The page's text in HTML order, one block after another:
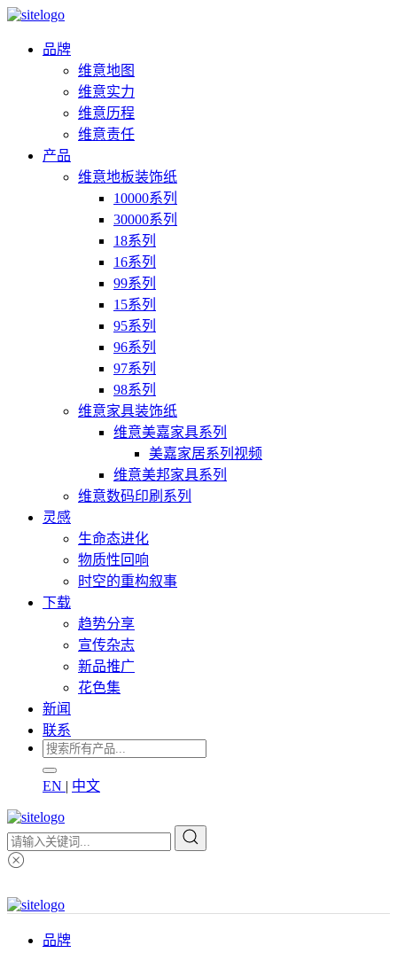
品牌
维意地图
维意实力
维意历程
维意责任
产品
维意地板装饰纸
10000系列
30000系列
18系列
16系列
99系列
15系列
95系列
96系列
97系列
98系列
维意家具装饰纸
维意美嘉家具系列
美嘉家居系列视频
维意美邦家具系列
维意数码印刷系列
灵感
生命态进化
物质性回响
时空的重构叙事
下载
趋势分享
宣传杂志
新品推广
花色集
新闻
联系
EN | 中文
品牌